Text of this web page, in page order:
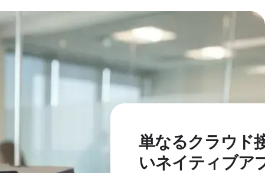
単なるクラウド
いネイティブア